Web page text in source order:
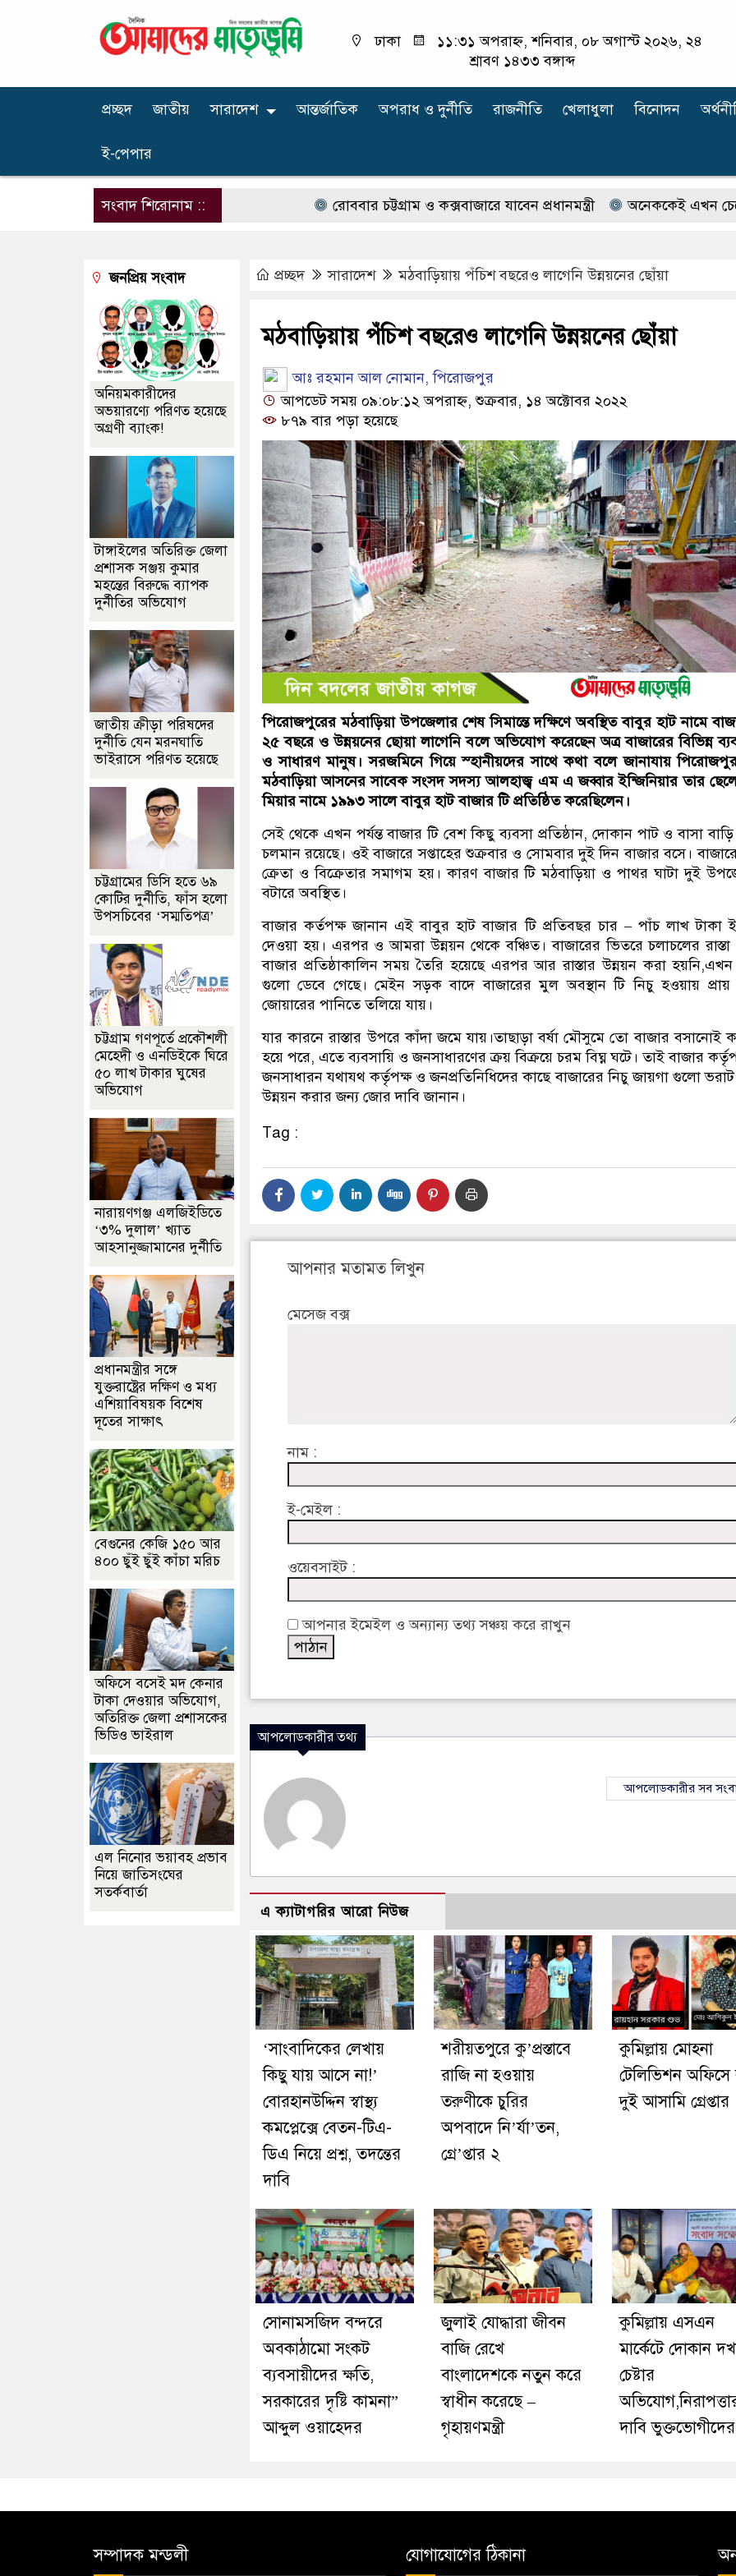
ঢাকা
১১:৩১ অপরাহ্ন, শনিবার, ০৮ অগাস্ট ২০২৬, ২৪
শ্রাবণ ১৪৩৩ বঙ্গাব্দ
প্রচ্ছদ জাতীয় সারাদেশ আন্তর্জাতিক অপরাধ ‍ও দুর্নীতি রাজনীতি খেলাধুলা বিনোদন
ই-পেপার
সংবাদ শিরোনাম :: রোববার চট্টগ্রাম ও কক্সবাজারে যাবেন প্রধানমন্ত্রী অনেককেই এখন চেনেন না
প্রচ্ছদ সারাদেশ মঠবাড়িয়ায় পঁচিশ বছরেও লাগেনি উন্নয়নের ছোঁয়া
মঠবাড়িয়ায় পঁচিশ বছরেও লাগেনি উন্নয়নের ছোঁয়া
আঃ রহমান আল নোমান, পিরোজপুর
আপডেট সময় ০৯:০৮:১২ অপরাহ্ন, শুক্রবার, ১৪ অক্টোবর ২০২২
৮৭৯ বার পড়া হয়েছে
পিরোজপুরের মঠবাড়িয়া উপজেলার শেষ সিমান্তে দক্ষিণে অবস্থিত বাবুর হাট নামে
২৫ বছরে ও উন্নয়নের ছোয়া লাগেনি বলে অভিযোগ করেছেন অত্র বাজারের বিভিন্ন
ও সাধারণ মানুষ। সরজমিনে গিয়ে স্হানীয়দের সাথে কথা বলে জানাযায়
মঠবাড়িয়া আসনের সাবেক সংসদ সদস্য আলহাজ্ব এম এ জব্বার ইন্জিনিয়ার তার
মিয়ার নামে ১৯৯৩ সালে বাবুর হাট বাজার টি প্রতিষ্ঠিত করেছিলেন।
সেই থেকে এখন পর্যন্ত বাজার টি বেশ কিছু ব্যবসা প্রতিষ্ঠান, দোকান পাট ও বাসা বাড়ি
চলমান রয়েছে। ওই বাজারে সপ্তাহের শুক্রবার ও সোমবার দুই দিন বাজার বসে।
ক্রেতা ও বিক্রেতার সমাগম হয়। কারণ বাজার টি মঠবাড়িয়া ও পাথর ঘাটা দুই
বটারে অবস্থিত।
বাজার কর্তপক্ষ জানান এই বাবুর হাট বাজার টি প্রতিবছর চার – পাঁচ লাখ টাকা
দেওয়া হয়। এরপর ও আমরা উন্নয়ন থেকে বঞ্চিত। বাজারের ভিতরে চলাচলের
বাজার প্রতিষ্ঠাকালিন সময় তৈরি হয়েছে এরপর আর রাস্তার উন্নয়ন করা হয়নি,এখন
গুলো ডেবে গেছে। মেইন সড়ক বাদে বাজারের মুল অবস্থান টি নিচু হওয়ায়
জোয়ারের পানিতে তলিয়ে যায়।
যার কারনে রাস্তার উপরে কাঁদা জমে যায়।তাছাড়া বর্ষা মৌসুমে তো বাজার বসানোই
হয়ে পরে, এতে ব্যবসায়ি ও জনসাধারণের ক্রয় বিক্রয়ে চরম বিঘ্ন ঘটে। তাই বাজার
জনসাধারন যথাযথ কর্তৃপক্ষ ও জনপ্রতিনিধিদের কাছে বাজারের নিচু জায়গা গুলো ভরাট
উন্নয়ন করার জন্য জোর দাবি জানান।
Tag :
আপনার মতামত লিখুন
মেসেজ বক্স
নাম :
ই-মেইল :
ওয়েবসাইট :
আপনার ইমেইল ও অন্যান্য তথ্য সঞ্চয় করে রাখুন
আপলোডকারীর তথ্য
আপলোডকারীর সব
এ ক্যাটাগরির আরো নিউজ
‘সাংবাদিকের লেখায়
কিছু যায় আসে না!’
বোরহানউদ্দিন স্বাস্থ্য
কমপ্লেক্সে বেতন-টিএ-
ডিএ নিয়ে প্রশ্ন, তদন্তের
দাবি
শরীয়তপুরে কু’প্রস্তাবে
রাজি না হওয়ায়
তরুণীকে চুরির
অপবাদে নি’র্যা’তন,
গ্রে’প্তার ২
কুমিল্লায় মোহনা
টেলিভিশন
দুই আসামি গ্রেপ্তার
সোনামসজিদ বন্দরে
অবকাঠামো সংকট
ব্যবসায়ীদের ক্ষতি,
সরকারের দৃষ্টি কামনা”
আব্দুল ওয়াহেদর
জুলাই যোদ্ধারা জীবন
বাজি রেখে
বাংলাদেশকে নতুন করে
স্বাধীন করেছে –
গৃহায়ণমন্ত্রী
কুমিল্লায় এসএন
মার্কেটে দোকান
চেষ্টার
দাবি ভুক্তভোগীদের
জনপ্রিয় সংবাদ
অনিয়মকারীদের
অভয়ারণ্যে পরিণত হয়েছে
অগ্রণী ব্যাংক!
টাঙ্গাইলের অতিরিক্ত জেলা
প্রশাসক সঞ্জয় কুমার
মহন্তের বিরুদ্ধে ব্যাপক
দুর্নীতির অভিযোগ
জাতীয় ক্রীড়া পরিষদের
দুর্নীতি যেন মরনঘাতি
ভাইরাসে পরিণত হয়েছে
চট্টগ্রামের ডিসি হতে ৬৯
কোটির দুর্নীতি, ফাঁস হলো
উপসচিবের ‘সম্মতিপত্র’
চট্টগ্রাম গণপূর্তে প্রকৌশলী
মেহেদী ও এনডিইকে ঘিরে
৫০ লাখ টাকার ঘুষের
অভিযোগ
নারায়ণগঞ্জ এলজিইডিতে
‘৩% দুলাল’ খ্যাত
আহসানুজ্জামানের দুর্নীতি
প্রধানমন্ত্রীর সঙ্গে
যুক্তরাষ্ট্রের দক্ষিণ ও মধ্য
এশিয়াবিষয়ক বিশেষ
দূতের সাক্ষাৎ
বেগুনের কেজি ১৫০ আর
৪০০ ছুঁই ছুঁই কাঁচা মরিচ
অফিসে বসেই মদ কেনার
টাকা দেওয়ার অভিযোগ,
অতিরিক্ত জেলা প্রশাসকের
ভিডিও ভাইরাল
এল নিনোর ভয়াবহ প্রভাব
নিয়ে জাতিসংঘের
সতর্কবার্তা
সম্পাদক মন্ডলী যোগাযোগের ঠিকানা